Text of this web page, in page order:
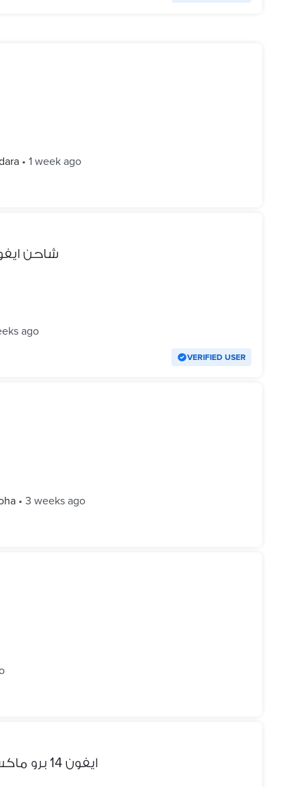
• 1 week ago
شاحن ايفون اصلي
ago
VERIFIED USER
• 3 weeks ago
ايفون 14 برو ماكس ومعفي ضريبه 512 مساحه